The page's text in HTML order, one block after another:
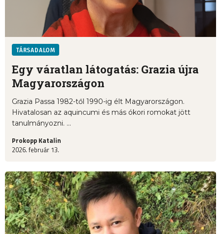
TÁRSADALOM
Egy váratlan látogatás: Grazia újra
Magyarországon
Grazia Passa 1982-től 1990-ig élt Magyarországon.
Hivatalosan az aquincumi és más ókori romokat jött
tanulmányozni. ...
Prokopp Katalin
2026. február 13.